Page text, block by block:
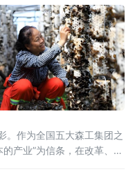
。作为全国五大森工集团之
产业”为信条，在改革、科